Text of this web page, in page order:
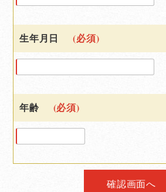
生年月日 (必須)
年齢 (必須)